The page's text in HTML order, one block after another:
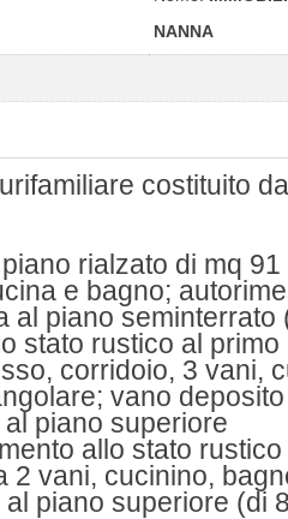
NANNA
costituito
rialzato di mq
e bagno;
al piano seminterrato
stato rustico al
corridoio, 3 vani,
vano
piano superiore
allo stato
2 vani, cucinino,
piano superiore (di